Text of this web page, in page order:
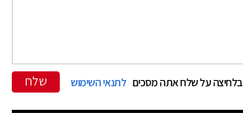
בלחיצה על שלח אתה מסכים לתנאי השימוש שלח